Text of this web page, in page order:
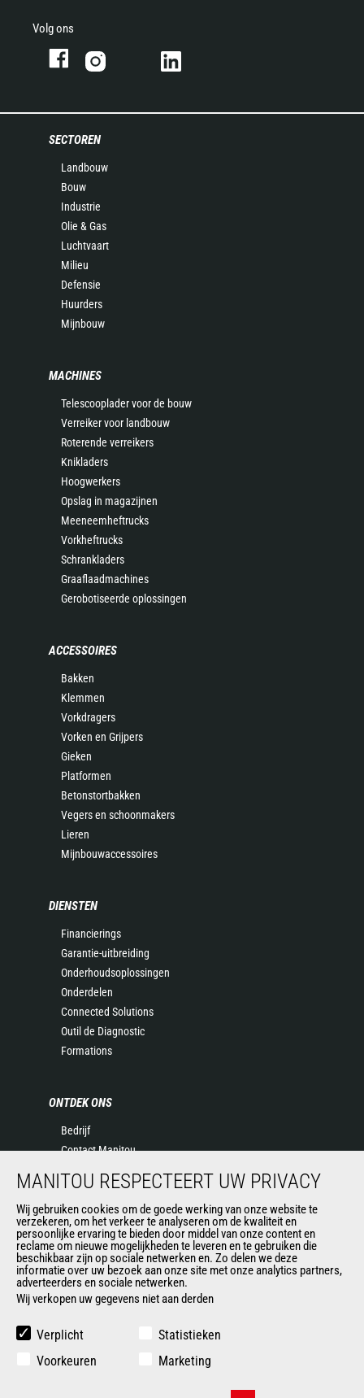
Volg ons
SECTOREN
Landbouw
Bouw
Industrie
Olie & Gas
Luchtvaart
Milieu
Defensie
Huurders
Mijnbouw
MACHINES
Telescooplader voor de bouw
Verreiker voor landbouw
Roterende verreikers
Knikladers
Hoogwerkers
Opslag in magazijnen
Meeneemheftrucks
Vorkheftrucks
Schrankladers
Graaflaadmachines
Gerobotiseerde oplossingen
ACCESSOIRES
Bakken
Klemmen
Vorkdragers
Vorken en Grijpers
Gieken
Platformen
Betonstortbakken
Vegers en schoonmakers
Lieren
Mijnbouwaccessoires
DIENSTEN
Financierings
Garantie-uitbreiding
Onderhoudsoplossingen
Onderdelen
Connected Solutions
Outil de Diagnostic
Formations
ONTDEK ONS
Bedrijf
Contact Manitou
Evenementen
Nieuws
Geschiedenis
General Terms and Conditions of Sale
ANDERE GROEPSSITES
Manitou Group
Used Manitou Machines
MANITOU RESPECTEERT UW PRIVACY
Wij gebruiken cookies om de goede werking van onze website te
verzekeren, om het verkeer te analyseren om de kwaliteit en
persoonlijke ervaring te bieden door middel van onze content en
reclame om nieuwe mogelijkheden te leveren en te gebruiken die
beschikbaar zijn op sociale netwerken en. Zo delen we deze
informatie over uw bezoek aan onze site met onze analytics partners,
adverteerders en sociale netwerken.
Wij verkopen uw gegevens niet aan derden
Verplicht
Statistieken
Voorkeuren
Marketing